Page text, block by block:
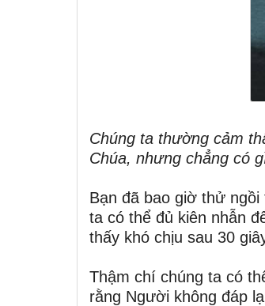
Chúng ta thường cảm
Chúa, nhưng chẳng có
Bạn đã bao giờ thử
ta có thể đủ kiên nhẫn
thấy khó chịu sau 30
Thậm chí chúng ta có
rằng Người không đáp